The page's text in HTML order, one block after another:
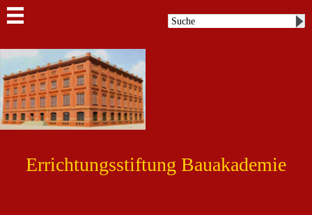
Errichtungsstiftung Bauakademie